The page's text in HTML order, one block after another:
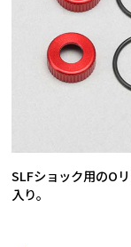
SLFショック用のO
入り。